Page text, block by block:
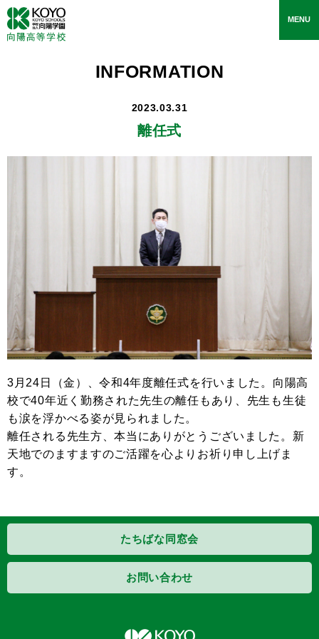
toggle
MENU
INFORMATION
2023.03.31
離任式
3月24日（金）、令和4年度離任式を行いました。向陽高
校で40年近く勤務された先生の離任もあり、先生も生徒
も涙を浮かべる姿が見られました。
離任される先生方、本当にありがとうございました。新
天地でのますますのご活躍を心よりお祈り申し上げま
す。
たちばな同窓会
お問い合わせ